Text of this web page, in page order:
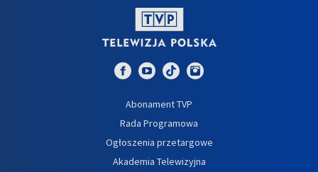
Abonament TVP
Rada Programowa
Ogłoszenia przetargowe
Akademia Telewizyjna